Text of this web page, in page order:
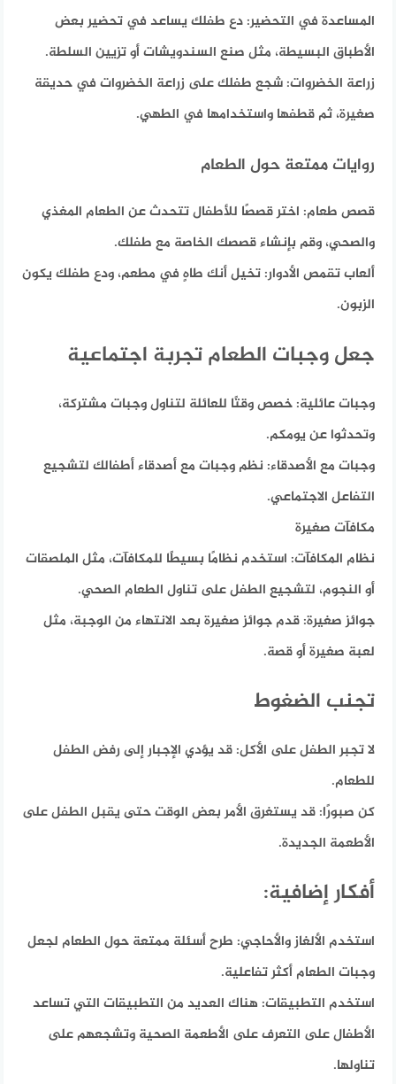
المساعدة في التحضير: دع طفلك يساعد في تحضير بعض
الأطباق البسيطة، مثل صنع السندويشات أو تزيين السلطة.
زراعة الخضروات: شجع طفلك على زراعة الخضروات في حديقة
صغيرة، ثم قطفها واستخدامها في الطهي.
روايات ممتعة حول الطعام
قصص طعام: اختر قصصًا للأطفال تتحدث عن الطعام المغذي
والصحي، وقم بإنشاء قصصك الخاصة مع طفلك.
ألعاب تقمص الأدوار: تخيل أنك طاهٍ في مطعم، ودع طفلك يكون
الزبون.
جعل وجبات الطعام تجربة اجتماعية
وجبات عائلية: خصص وقتًا للعائلة لتناول وجبات مشتركة،
وتحدثوا عن يومكم.
وجبات مع الأصدقاء: نظم وجبات مع أصدقاء أطفالك لتشجيع
التفاعل الاجتماعي.
مكافآت صغيرة
نظام المكافآت: استخدم نظامًا بسيطًا للمكافآت، مثل الملصقات
أو النجوم، لتشجيع الطفل على تناول الطعام الصحي.
جوائز صغيرة: قدم جوائز صغيرة بعد الانتهاء من الوجبة، مثل
لعبة صغيرة أو قصة.
تجنب الضغوط
لا تجبر الطفل على الأكل: قد يؤدي الإجبار إلى رفض الطفل
للطعام.
كن صبورًا: قد يستغرق الأمر بعض الوقت حتى يقبل الطفل على
الأطعمة الجديدة.
أفكار إضافية:
استخدم الألغاز والأحاجي: طرح أسئلة ممتعة حول الطعام لجعل
وجبات الطعام أكثر تفاعلية.
استخدم التطبيقات: هناك العديد من التطبيقات التي تساعد
الأطفال على التعرف على الأطعمة الصحية وتشجعهم على
تناولها.